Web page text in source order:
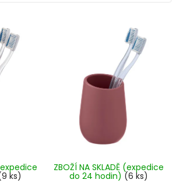
ks)
ZBOŽÍ NA SKLADĚ (expedice
do 24 hodin) (6 ks)